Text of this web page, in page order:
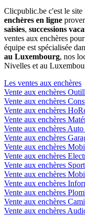
Clicpublic.be c'est le site
enchères en ligne
saisies, successions
ventes aux enchères pour
équipe est spécialisée
au Luxembourg, nos
Nivelles et au
Les ventes aux enchères
Vente aux enchères
Vente aux enchères
Vente aux enchères
Vente aux enchères
Vente aux enchères
Vente aux enchères
Vente aux enchères
Vente aux enchères
Vente aux enchères
Vente aux enchères
Vente aux enchères
Vente aux enchères
Vente aux enchères
Vente aux enchères